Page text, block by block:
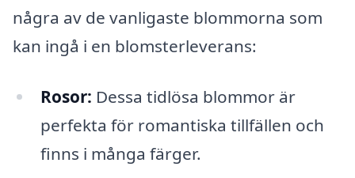
några av de vanligaste blommorna som
kan ingå i en blomsterleverans:
Rosor: Dessa tidlösa blommor är
perfekta för romantiska tillfällen och
finns i många färger.